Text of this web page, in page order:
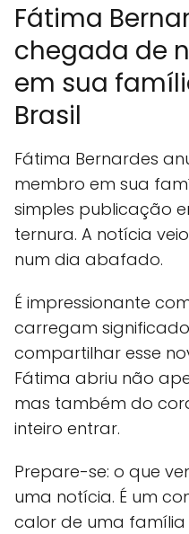
Fátima
chegada de
em sua
Brasil
Fátima Bernardes
membro em sua
simples publicação
ternura. A notícia
num dia abafado.
É impressionante
carregam
compartilhar esse
Fátima abriu não
mas também do
inteiro entrar.
Prepare-se: o que
uma notícia. É um
calor de uma